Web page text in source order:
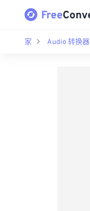
家 Audio 转换器